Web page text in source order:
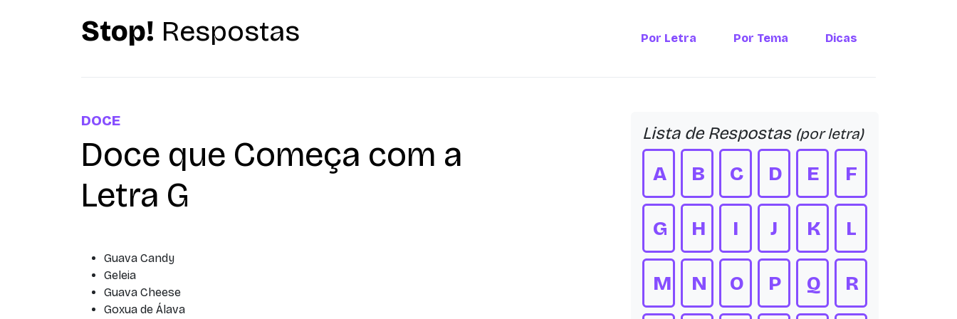
Stop! Respostas Por Letra Por Tema Dicas
DOCE
Doce que Começa com a
Letra G
Guava Candy
Geleia
Guava Cheese
Goxua de Álava
Lista de Respostas (por letra)
A B C D E F
G H I J K L
M N O P Q R